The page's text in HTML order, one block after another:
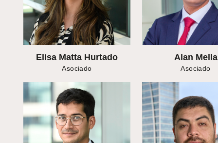
Elisa Matta Hurtado
Asociado
Alan Mella
Asociado